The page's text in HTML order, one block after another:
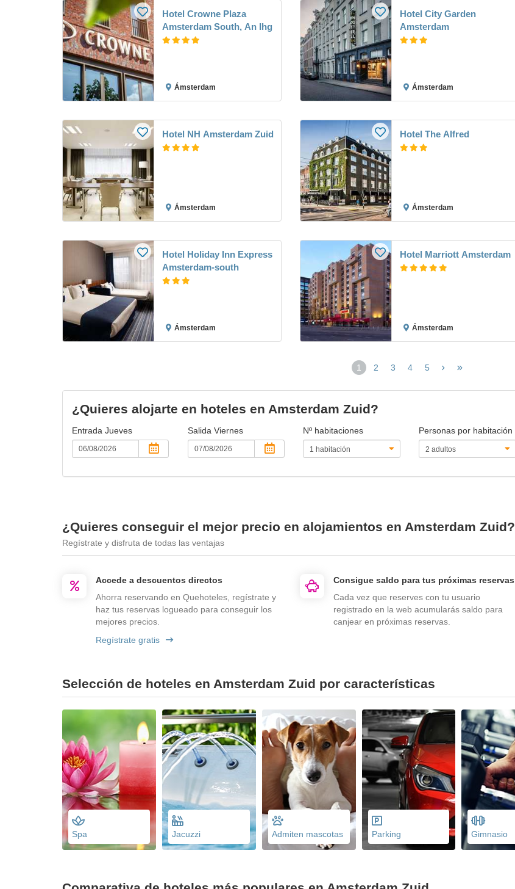
Hotel Crowne Plaza
Amsterdam South, An Ihg
Ámsterdam
Hotel City Garden
Amsterdam
Ámsterdam
Hotel NH Amsterdam Zuid
Ámsterdam
Hotel The Alfred
Ámsterdam
Hotel Holiday Inn Express
Amsterdam-south
Ámsterdam
Hotel Marriott Amsterdam
Ámsterdam
1
(página
2 3 4 5
¿Quieres alojarte en hoteles en Amsterdam Zuid?
Entrada Jueves Salida Viernes Nº habitaciones
Personas por habitación
¿Quieres conseguir el mejor precio en alojamientos en Amsterdam Zuid?
Regístrate y disfruta de todas las ventajas
Accede a descuentos directos
Ahorra reservando en Quehoteles, regístrate y
haz tus reservas logueado para conseguir los
mejores precios.
Regístrate gratis
Consigue saldo para tus próximas reservas
Cada vez que reserves con tu usuario
registrado en la web acumularás saldo para
canjear en próximas reservas.
Selección de hoteles en Amsterdam Zuid por características
Spa Jacuzzi Admiten mascotas Parking Gimnasio